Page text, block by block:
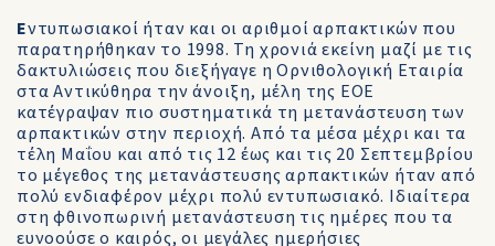
Εντυπωσιακοί ήταν και οι αριθμοί αρπακτικών που
παρατηρήθηκαν το 1998. Τη χρονιά εκείνη μαζί με τις
δακτυλιώσεις που διεξήγαγε η Ορνιθολογική Εταιρία
στα Αντικύθηρα την άνοιξη, μέλη της ΕΟΕ
κατέγραψαν πιο συστηματικά τη μετανάστευση των
αρπακτικών στην περιοχή. Από τα μέσα μέχρι και τα
τέλη Μαΐου και από τις 12 έως και τις 20 Σεπτεμβρίου
το μέγεθος της μετανάστευσης αρπακτικών ήταν από
πολύ ενδιαφέρον μέχρι πολύ εντυπωσιακό. Ιδιαίτερα
στη φθινοπωρινή μετανάστευση τις ημέρες που τα
ευνοούσε ο καιρός, οι μεγάλες ημερήσιες